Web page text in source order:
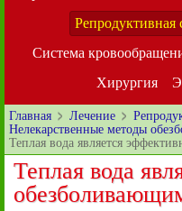
Репродуктивная
Система
Хирургия
Главная Лечение
Нелекарственные методы
Теплая вода является
Теплая вода